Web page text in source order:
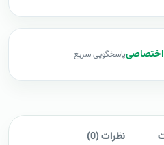
اختصاصیپاسخگویی سریع
نظرات (0)